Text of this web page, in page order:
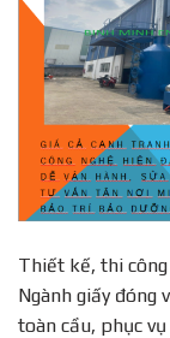
Thiết kế, thi
Ngành giấy
toàn cầu, phục